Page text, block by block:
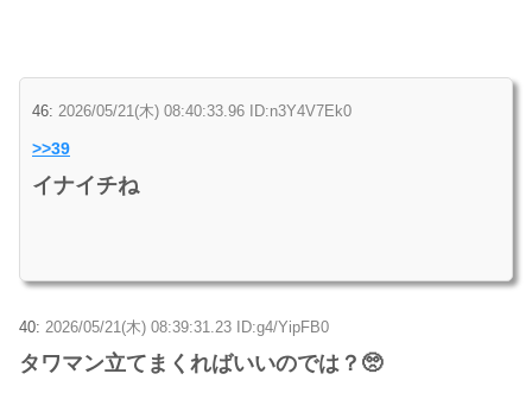
46: 2026/05/21(木) 08:40:33.96 ID:n3Y4V7Ek0
>>39
イナイチね
40: 2026/05/21(木) 08:39:31.23 ID:g4/YipFB0
タワマン立てまくればいいのでは？🥺